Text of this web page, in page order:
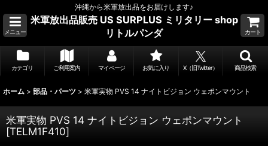
沖縄から米軍放出品をお届けします♪
メニュー
米軍放出品販売 US SURPLUS ミリタリー shop
リトルパンダ
カート
カテゴリ ご利用案内 マイページ お気に入り X（旧Twitter） 商品検索
ホーム > 部品・パーツ > 米軍実物 PVS 14 ナイトビジョン ウェポンマウント
米軍実物 PVS 14 ナイトビジョン ウェポンマウント
[TELM1F410]